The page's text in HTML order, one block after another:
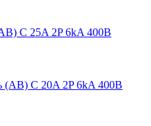
C 25A 2P 6kA 400В